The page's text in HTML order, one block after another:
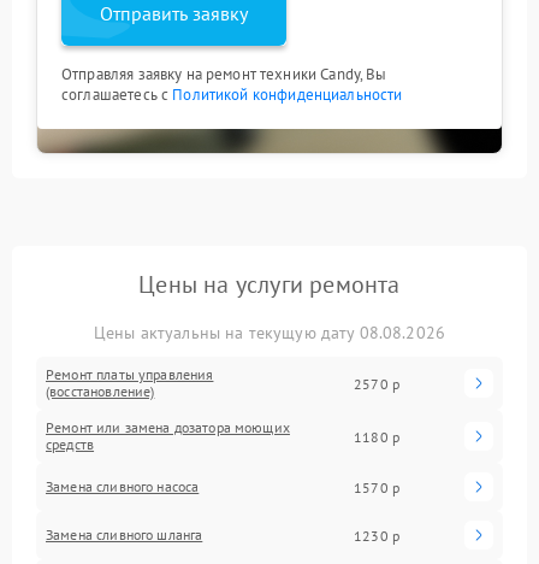
Отправить заявку
Отправляя заявку на ремонт техники Candy, Вы
соглашаетесь с Политикой конфиденциальности
Цены на услуги ремонта
Цены актуальны на текущую дату 08.08.2026
Ремонт платы управления
(восстановление)
2570 р
Ремонт или замена дозатора моющих
средств
1180 р
Замена сливного насоса 1570 р
Замена сливного шланга 1230 р